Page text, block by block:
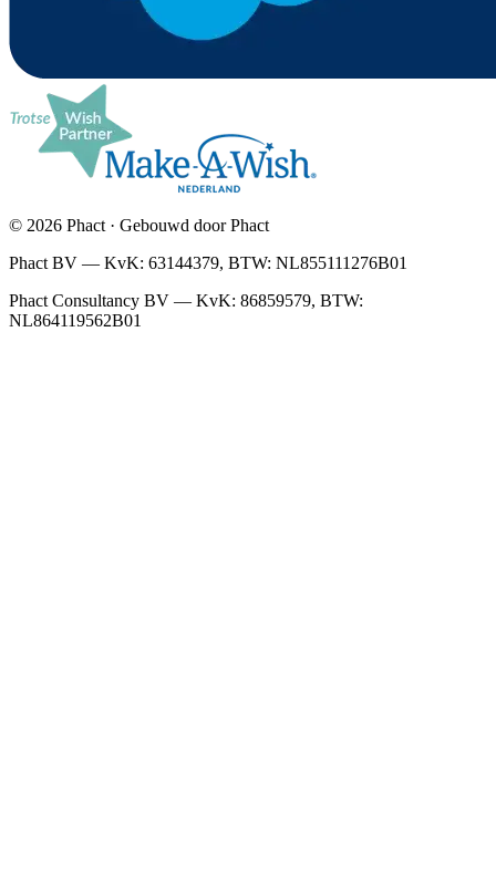
© 2026 Phact · Gebouwd door Phact
Phact BV — KvK: 63144379, BTW: NL855111276B01
Phact Consultancy BV — KvK: 86859579, BTW:
NL864119562B01